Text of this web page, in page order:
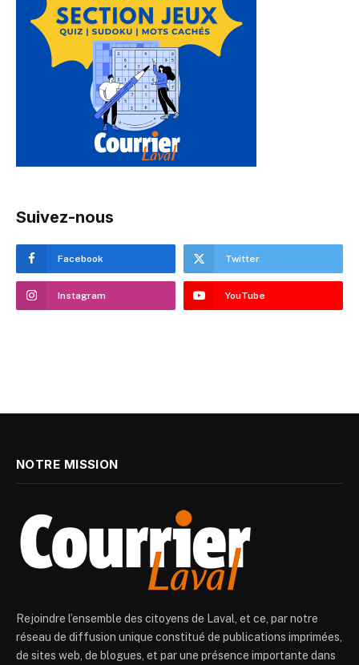
Suivez-nous
Facebook Twitter
Instagram YouTube
NOTRE MISSION
Rejoindre l’ensemble des citoyens de Laval, et ce, par notre
réseau de diffusion unique constitué de publications imprimées,
de sites web, de blogues, et par une présence importante dans